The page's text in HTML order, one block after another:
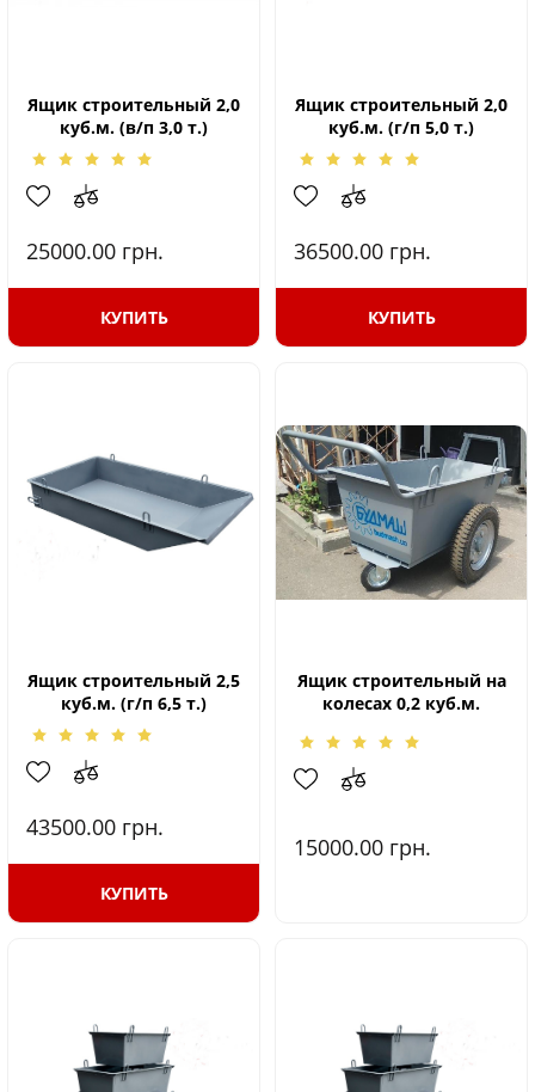
Ящик строительный 2,0
куб.м. (в/п 3,0 т.)
25000.00 грн.
КУПИТЬ
Ящик строительный 2,0
куб.м. (г/п 5,0 т.)
36500.00 грн.
КУПИТЬ
Ящик строительный 2,5
куб.м. (г/п 6,5 т.)
43500.00 грн.
КУПИТЬ
Ящик строительный на
колесах 0,2 куб.м.
15000.00 грн.